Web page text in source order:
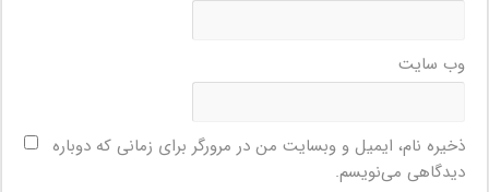
وب‌ سایت
ذخیره نام، ایمیل و وبسایت من در مرورگر برای زمانی که دوباره
دیدگاهی می‌نویسم.